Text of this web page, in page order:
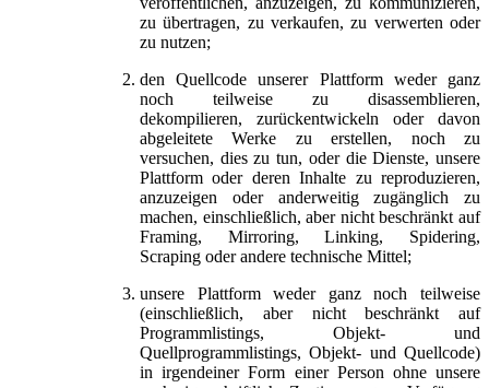
zu übertragen, zu verkaufen, zu verwerten oder
zu nutzen;
den Quellcode unserer Plattform weder ganz
noch teilweise zu disassemblieren,
dekompilieren, zurückentwickeln oder davon
abgeleitete Werke zu erstellen, noch zu
versuchen, dies zu tun, oder die Dienste, unsere
Plattform oder deren Inhalte zu reproduzieren,
anzuzeigen oder anderweitig zugänglich zu
machen, einschließlich, aber nicht beschränkt auf
Framing, Mirroring, Linking, Spidering,
Scraping oder andere technische Mittel;
unsere Plattform weder ganz noch teilweise
(einschließlich, aber nicht beschränkt auf
Programmlistings, Objekt- und
Quellprogrammlistings, Objekt- und Quellcode)
in irgendeiner Form einer Person ohne unsere